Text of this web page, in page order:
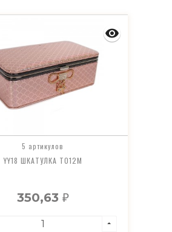
5 артикулов
YY18 ШКАТУЛКА T012M
350,63 ₽